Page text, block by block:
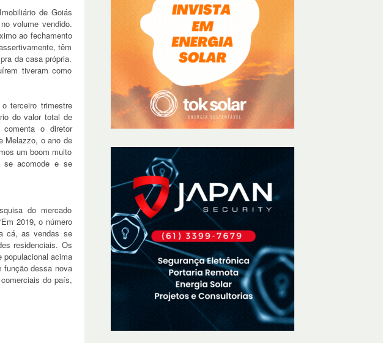
de Goiás
volume vendido.
ao fechamento
têm
da casa própria.
tiveram como
terceiro trimestre
do valor total de
o diretor
Melazzo, o ano de
um boom muito
se acomode e se
do mercado
2019, o número
cá, as vendas se
residenciais. Os
populacional acima
função dessa nova
do país,